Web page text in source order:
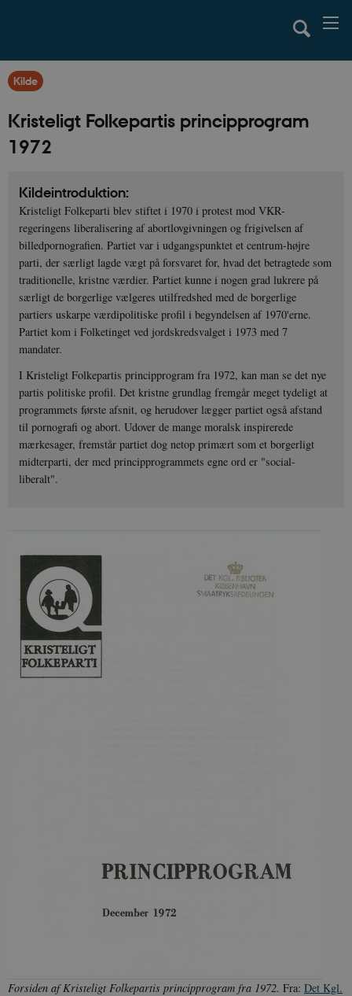
Kilde
Kristeligt Folkepartis principprogram
1972
Kildeintroduktion:
Kristeligt Folkeparti blev stiftet i 1970 i protest mod VKR-
regeringens liberalisering af abortlovgivningen og frigivelsen af
billedpornografien. Partiet var i udgangspunktet et centrum-højre
parti, der særligt lagde vægt på forsvaret for, hvad det betragtede som
traditionelle, kristne værdier. Partiet kunne i nogen grad lukrere på
særligt de borgerlige vælgeres utilfredshed med de borgerlige
partiers uskarpe værdipolitiske profil i begyndelsen af 1970'erne.
Partiet kom i Folketinget ved jordskredsvalget i 1973 med 7
mandater.
I Kristeligt Folkepartis principprogram fra 1972, kan man se det nye
partis politiske profil. Det kristne grundlag fremgår meget tydeligt at
programmets første afsnit, og herudover lægger partiet også afstand
til pornografi og abort. Udover de mange moralsk inspirerede
mærkesager, fremstår partiet dog netop primært som et borgerligt
midterparti, der med principprogrammets egne ord er "social-
liberalt".
Forsiden af Kristeligt Folkepartis principprogram fra 1972. Fra: Det Kgl.